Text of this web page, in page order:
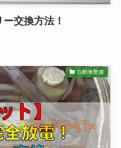
交換方法！
自動車整備